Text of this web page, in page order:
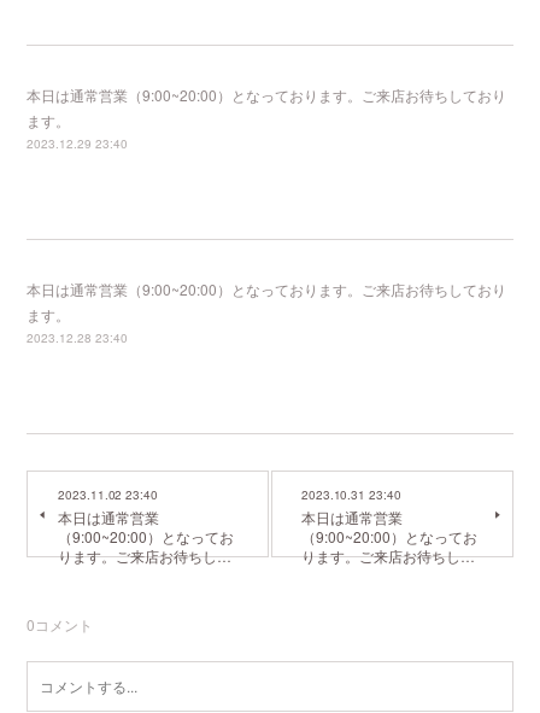
本日は通常営業（9:00~20:00）となっております。ご来店お待ちしており
ます。
2023.12.29 23:40
本日は通常営業（9:00~20:00）となっております。ご来店お待ちしており
ます。
2023.12.28 23:40
2023.11.02 23:40
本日は通常営業
（9:00~20:00）となってお
ります。ご来店お待ちし…
2023.10.31 23:40
本日は通常営業
（9:00~20:00）となってお
ります。ご来店お待ちし…
0コメント